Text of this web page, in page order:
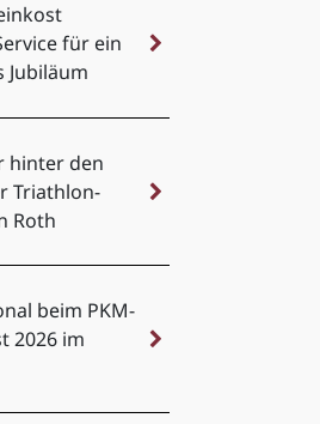
für ein
Jubiläum
hinter den
Triathlon-
Roth
beim PKM-
2026 im